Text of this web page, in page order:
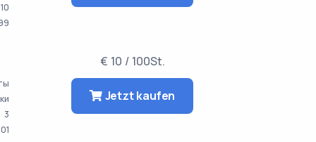
10
3
€ 10 / 100St.
Jetzt kaufen